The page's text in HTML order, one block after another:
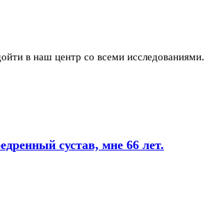
в наш центр со всеми исследованиями.
сустав, мне 66 лет.